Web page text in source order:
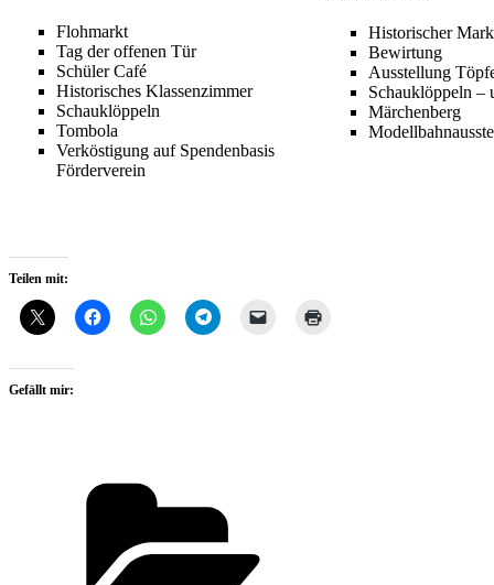
Flohmarkt
Tag der offenen Tür
Schüler Café
Historisches Klassenzimmer
Schauklöppeln
Tombola
Verköstigung auf Spendenbasis
Förderverein
Historischer
Bewirtung
Ausstellung
Schauklöppeln –
Märchenberg
Teilen mit:
Gefällt mir: